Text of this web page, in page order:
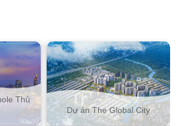
Dự án The Global City
Căn hộ